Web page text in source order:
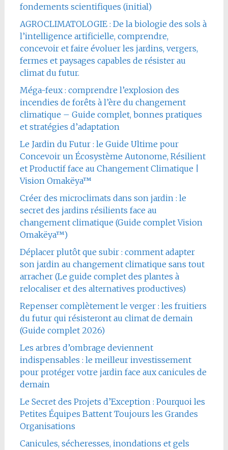
fondements scientifiques (initial)
AGROCLIMATOLOGIE : De la biologie des sols à
l’intelligence artificielle, comprendre,
concevoir et faire évoluer les jardins, vergers,
fermes et paysages capables de résister au
climat du futur.
Méga-feux : comprendre l’explosion des
incendies de forêts à l’ère du changement
climatique – Guide complet, bonnes pratiques
et stratégies d’adaptation
Le Jardin du Futur : le Guide Ultime pour
Concevoir un Écosystème Autonome, Résilient
et Productif face au Changement Climatique |
Vision Omakëya™
Créer des microclimats dans son jardin : le
secret des jardins résilients face au
changement climatique (Guide complet Vision
Omakëya™)
Déplacer plutôt que subir : comment adapter
son jardin au changement climatique sans tout
arracher (Le guide complet des plantes à
relocaliser et des alternatives productives)
Repenser complètement le verger : les fruitiers
du futur qui résisteront au climat de demain
(Guide complet 2026)
Les arbres d’ombrage deviennent
indispensables : le meilleur investissement
pour protéger votre jardin face aux canicules de
demain
Le Secret des Projets d’Exception : Pourquoi les
Petites Équipes Battent Toujours les Grandes
Organisations
Canicules, sécheresses, inondations et gels